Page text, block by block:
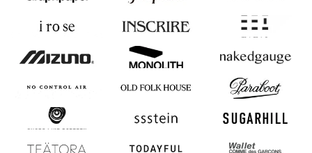
INSCRIRE
MIZUNO MONOLITH nakedgauge
OLD FOLK
HOUSE
Paraboot
SHOES LIKE
POTTERY
ssstein SUGARHILL
TEATORA TODAYFUL
Wallet COMME des